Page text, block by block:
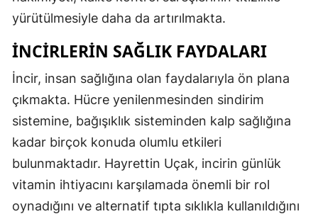
yürütülmesiyle daha da artırılmakta.
İNCIRLERIN SAĞLIK FAYDALARI
İncir, insan sağlığına olan faydalarıyla ön plana
çıkmakta. Hücre yenilenmesinden sindirim
sistemine, bağışıklık sisteminden kalp sağlığına
kadar birçok konuda olumlu etkileri
bulunmaktadır. Hayrettin Uçak, incirin günlük
vitamin ihtiyacını karşılamada önemli bir rol
oynadığını ve alternatif tıpta sıklıkla kullanıldığını